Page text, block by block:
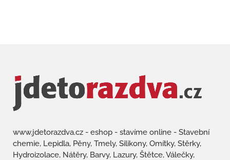
www.jdetorazdva.cz - eshop - stavíme online - Stavební
chemie, Lepidla, Pěny, Tmely, Silikony, Omítky, Stěrky,
Hydroizolace, Nátěry, Barvy, Lazury, Štětce, Válečky,